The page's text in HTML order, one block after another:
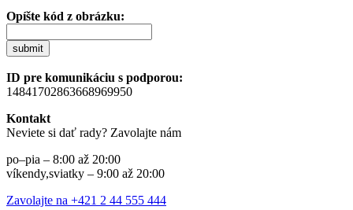
Opíšte kód z obrázku:
submit
ID pre komunikáciu s podporou:
14841702863668969950
Kontakt
Neviete si dať rady? Zavolajte nám
po–pia – 8:00 až 20:00
víkendy,sviatky – 9:00 až 20:00
Zavolajte na +421 2 44 555 444